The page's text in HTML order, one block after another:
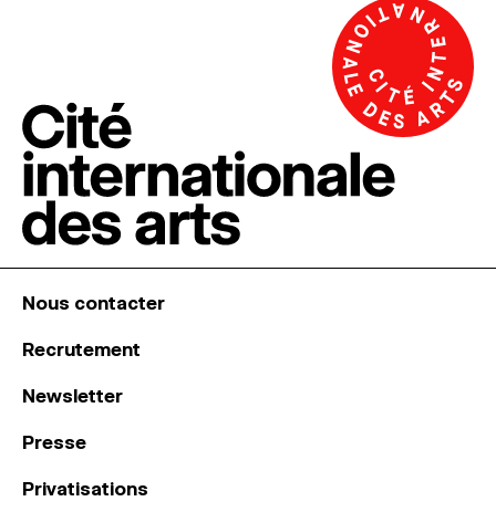
Nous contacter
Recrutement
Newsletter
Presse
Privatisations